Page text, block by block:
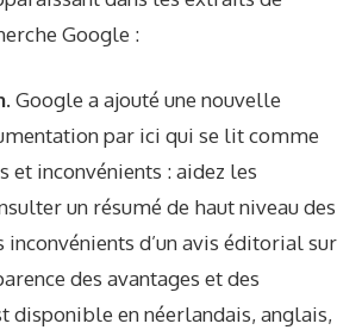
Google :
Google a ajouté une nouvelle
par ici qui se lit comme
et inconvénients : aidez les
un résumé de haut niveau des
inconvénients d’un avis éditorial sur
des avantages et des
disponible en néerlandais, anglais,